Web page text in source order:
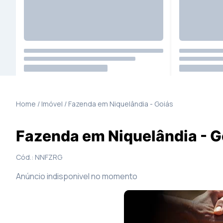
Home / Imóvel / Fazenda em Niquelândia - Goiás
Fazenda em Niquelândia -
Cód.: NNFZRG
Anúncio indisponivel no momento